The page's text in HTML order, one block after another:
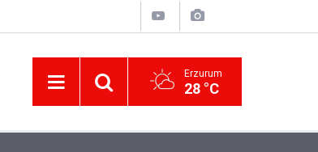
Erzurum
28 °C